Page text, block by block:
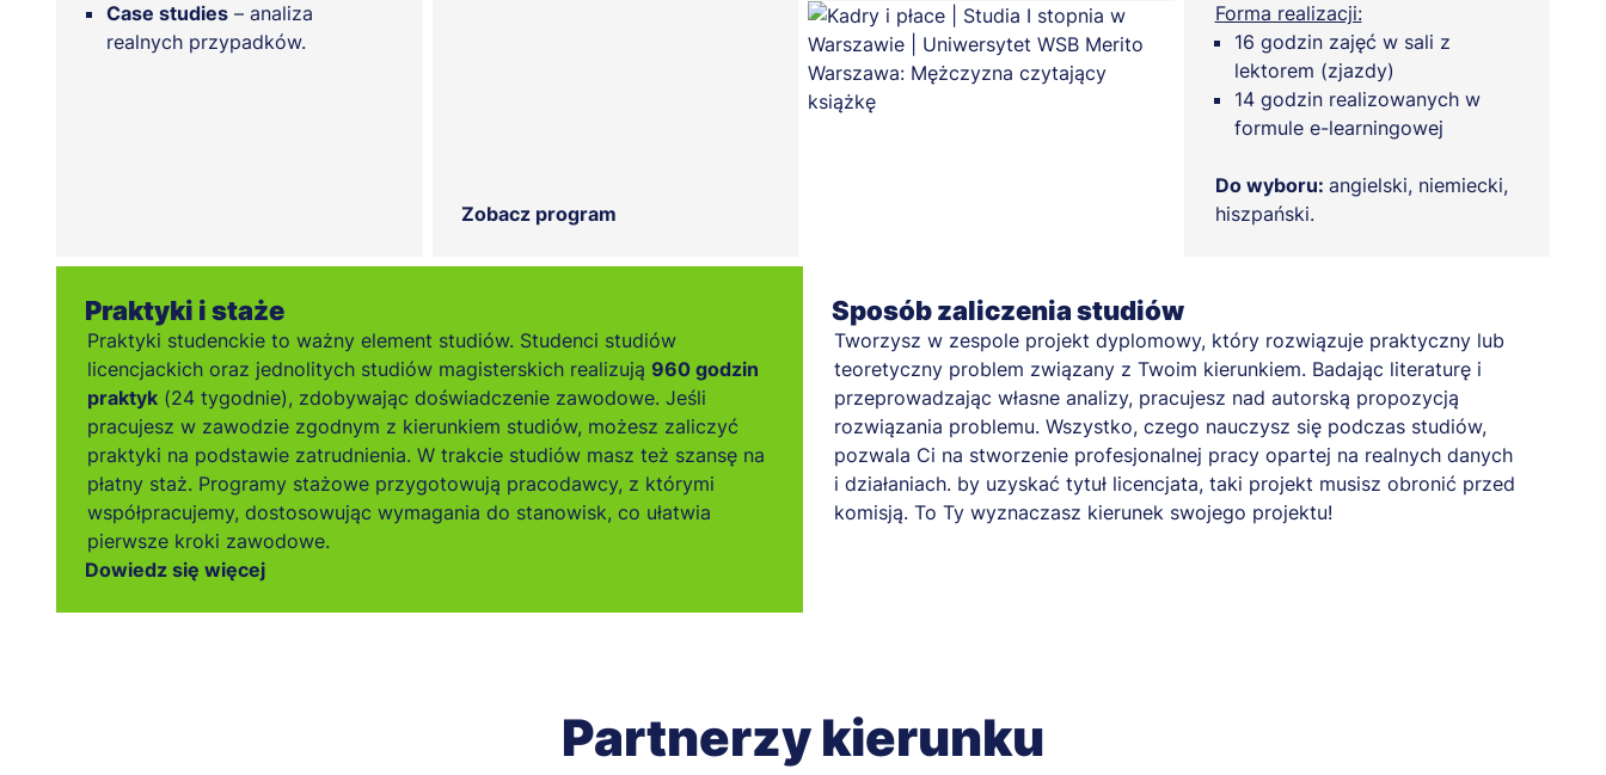
Case studies – analiza
realnych przypadków.
Zobacz program
Forma realizacji:
16 godzin zajęć w sali z
lektorem (zjazdy)
14 godzin realizowanych w
formule e-learningowej
Do wyboru: angielski, niemiecki,
hiszpański.
Praktyki i staże
Praktyki studenckie to ważny element studiów. Studenci studiów
licencjackich oraz jednolitych studiów magisterskich realizują 960 godzin
praktyk (24 tygodnie), zdobywając doświadczenie zawodowe. Jeśli
pracujesz w zawodzie zgodnym z kierunkiem studiów, możesz zaliczyć
praktyki na podstawie zatrudnienia. W trakcie studiów masz też szansę na
płatny staż. Programy stażowe przygotowują pracodawcy, z którymi
współpracujemy, dostosowując wymagania do stanowisk, co ułatwia
pierwsze kroki zawodowe.
Dowiedz się więcej
Sposób zaliczenia studiów
Tworzysz w zespole projekt dyplomowy, który rozwiązuje praktyczny lub
teoretyczny problem związany z Twoim kierunkiem. Badając literaturę i
przeprowadzając własne analizy, pracujesz nad autorską propozycją
rozwiązania problemu. Wszystko, czego nauczysz się podczas studiów,
pozwala Ci na stworzenie profesjonalnej pracy opartej na realnych danych
i działaniach. by uzyskać tytuł licencjata, taki projekt musisz obronić przed
komisją. To Ty wyznaczasz kierunek swojego projektu!
Partnerzy kierunku